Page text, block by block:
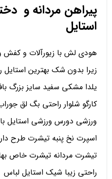
پیراهن مردانه و
استایل
هودی لش با زیورآلات و
زیرا بدون شک بهترین
یلدا مشکی سفید سایز بزرگ
کارگو شلوار راحتی بگ لق
ورزشی دورس ورزشی استایل
اسپرت نخ پنبه تیشرت طرح دار
تیشرت مردانه تیشرت خاص
راحتی زیبا شیک استایل لباس